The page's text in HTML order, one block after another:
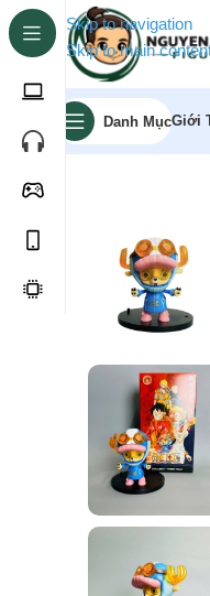
Skip to navigation
Skip to main
Danh MụcGiới
Trang chủ»